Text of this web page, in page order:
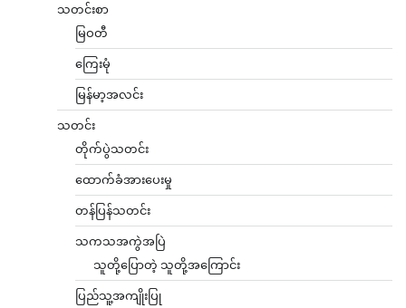
သတင်းစာ
မြဝတီ
ကြေးမုံ
မြန်မာ့အလင်း
သတင်း
တိုက်ပွဲသတင်း
ထောက်ခံအားပေးမှု
တန်ပြန်သတင်း
သကသအကွဲအပြဲ
သူတို့ပြောတဲ့ သူတို့အကြောင်း
ပြည်သူ့အကျိုးပြု